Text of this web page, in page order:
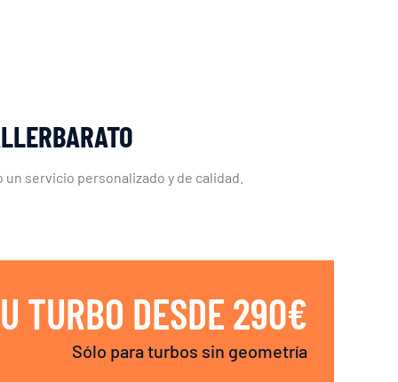
servicio personalizado y de calidad.
TURBO DESDE 290€
Sólo para turbos sin geometría